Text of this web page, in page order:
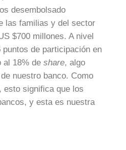
desembolsado
las familias y del sector
$700 millones. A nivel
puntos de participación en
al 18% de share, algo
nuestro banco. Como
esto significa que los
y esta es nuestra